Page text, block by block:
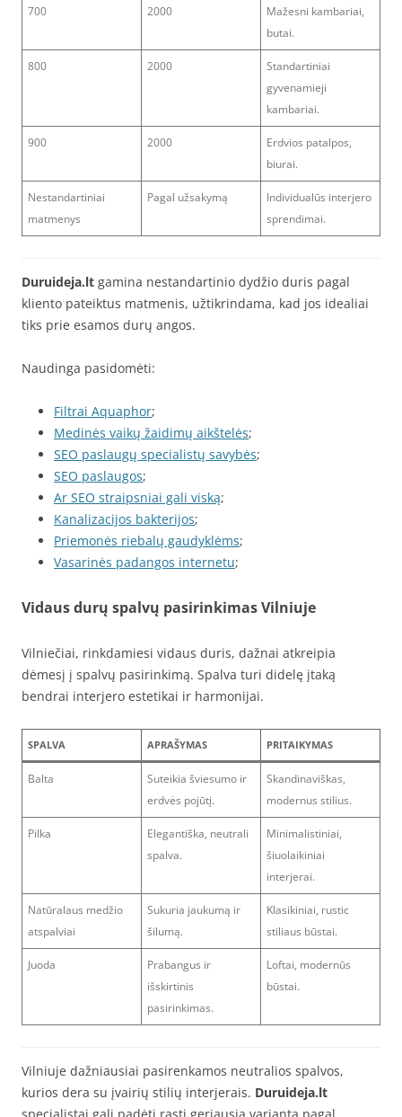
700 2000
Mažesni kambariai,
butai.
800 2000
Standartiniai
gyvenamieji
kambariai.
900 2000
Erdvios patalpos,
biurai.
Nestandartiniai
matmenys
Pagal užsakymą
Individualūs interjero
sprendimai.
Duruideja.lt gamina nestandartinio dydžio duris pagal
kliento pateiktus matmenis, užtikrindama, kad jos idealiai
tiks prie esamos durų angos.
Naudinga pasidomėti:
Filtrai Aquaphor;
Medinės vaikų žaidimų aikštelės;
SEO paslaugų specialistų savybės;
SEO paslaugos;
Ar SEO straipsniai gali viską;
Kanalizacijos bakterijos;
Priemonės riebalų gaudyklėms;
Vasarinės padangos internetu;
Vidaus durų spalvų pasirinkimas Vilniuje
Vilniečiai, rinkdamiesi vidaus duris, dažnai atkreipia
dėmesį į spalvų pasirinkimą. Spalva turi didelę įtaką
bendrai interjero estetikai ir harmonijai.
SPALVA APRAŠYMAS PRITAIKYMAS
Balta
Suteikia šviesumo ir
erdvės pojūtį.
Skandinaviškas,
modernus stilius.
Pilka
Elegantiška, neutrali
spalva.
Minimalistiniai,
šiuolaikiniai
interjerai.
Natūralaus medžio
atspalviai
Sukuria jaukumą ir
šilumą.
Klasikiniai, rustic
stiliaus būstai.
Juoda
Prabangus ir
išskirtinis
pasirinkimas.
Loftai, modernūs
būstai.
Vilniuje dažniausiai pasirenkamos neutralios spalvos,
kurios dera su įvairių stilių interjerais. Duruideja.lt